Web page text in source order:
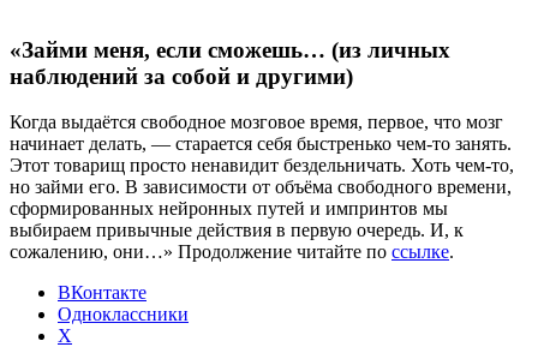
«Займи меня, если сможешь… (из личных
наблюдений за собой и другими)
Когда выдаётся свободное мозговое время, первое, что мозг
начинает делать, — старается себя быстренько чем-то занять.
Этот товарищ просто ненавидит бездельничать. Хоть чем-то,
но займи его. В зависимости от объёма свободного времени,
сформированных нейронных путей и импринтов мы
выбираем привычные действия в первую очередь. И, к
сожалению, они…» Продолжение читайте по ссылке.
ВКонтакте
Одноклассники
X